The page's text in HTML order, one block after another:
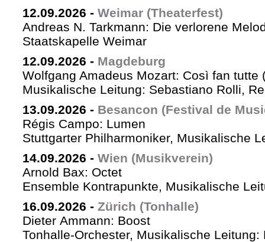
12.09.2026 - Weimar (Theaterfest)
Andreas N. Tarkmann: Die verlorene
Staatskapelle Weimar
12.09.2026 - Magdeburg
Wolfgang Amadeus Mozart: Così fan tutte
Musikalische Leitung: Sebastiano Rolli,
13.09.2026 - Besancon (Festival de
Régis Campo: Lumen
Stuttgarter Philharmoniker, Musikalische
14.09.2026 - Wien (Musikverein)
Arnold Bax: Octet
Ensemble Kontrapunkte, Musikalische
16.09.2026 - Zürich (Tonhalle)
Dieter Ammann: Boost
Tonhalle-Orchester, Musikalische Leitung: